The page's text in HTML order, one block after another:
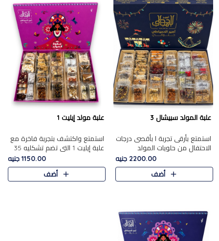
علبة المولد سبيشال 3
استمتع بأرقى تجربة ا بأقصى درجات
الاحتفال من حلويات المولد
المصريه الأصيلة مع هذه الفخامة
مع علبة سبيشال 3 التي تضم 56
قطعة من تشكيلة استثن..
2200.00 جنيه
أضف
علبة مولد إيليت 1
استمتع واكتشف بتجربة فاخرة مع
علبة إيليت 1 التي تضم تشكليه 35
قطعة من أرقى حلويات المولد
المصري الأصيلة ,معروضة بشكل
جميل في علبة أنيقة ، في..
1150.00 جنيه
أضف